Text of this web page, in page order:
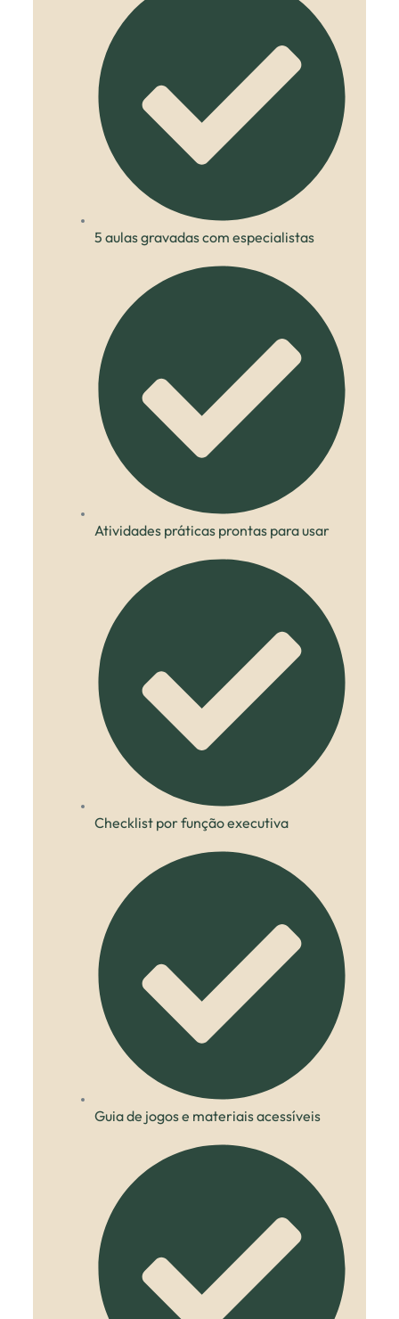
5 aulas gravadas com especialistas
Atividades práticas prontas para usar
Checklist por função executiva
Guia de jogos e materiais acessíveis